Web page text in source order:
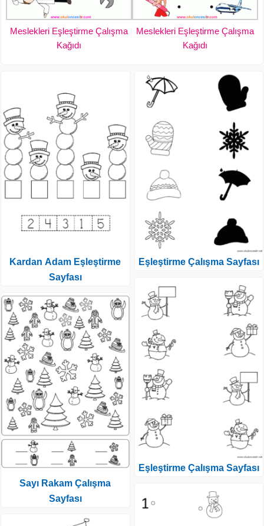
Meslekleri Eşleştirme Çalışma
Kağıdı
Meslekleri Eşleştirme Çalışma
Kağıdı
Kardan Adam Eşleştirme
Sayfası
Sayı Rakam Çalışma
Sayfası
Eşleştirme Çalışma Sayfası
Eşleştirme Çalışma Sayfası